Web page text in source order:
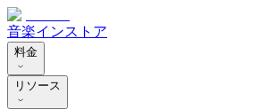
音楽インストア
料金
リソース